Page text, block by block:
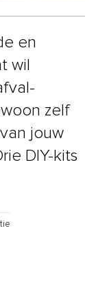
en
wil
zelf
jouw
DIY-kits